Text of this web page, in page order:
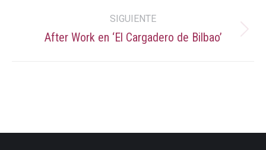
publicacionesSIGUIENTE
Publicación
After Work en ‘El Cargadero de Bilbao’